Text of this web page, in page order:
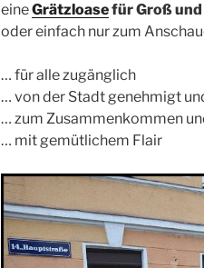
eineGrätzloasefür Groß und
oder einfach nur zum
… für alle zugänglich
… von der Stadt genehmigt
… zum Zusammenkommen
… mit gemütlichem Flair